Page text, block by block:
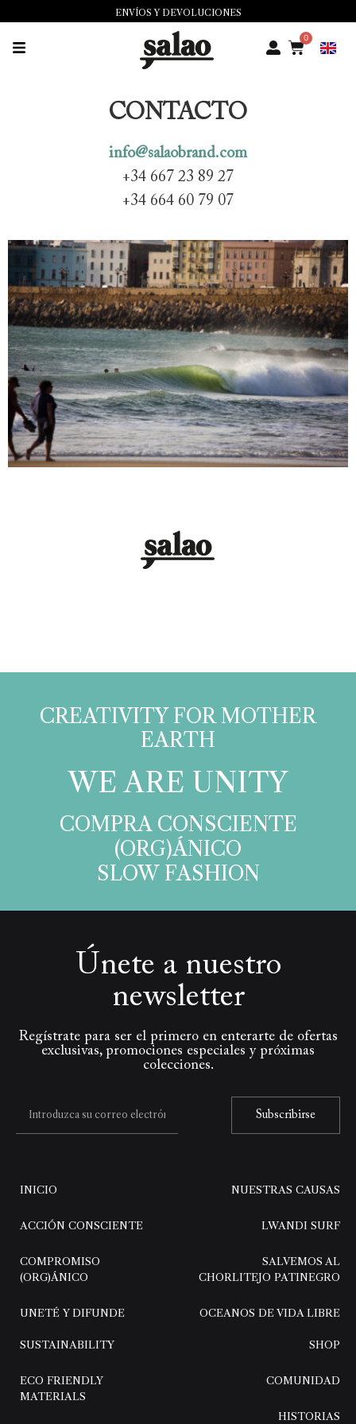
ENVÍOS Y DEVOLUCIONES
0
CONTACTO
info@salaobrand.com
+34 667 23 89 27
+34 664 60 79 07
CREATIVITY FOR MOTHER
EARTH​
WE ARE UNITY​
COMPRA CONSCIENTE
(ORG)ÁNICO
SLOW FASHION
Únete a nuestro
newsletter
Regístrate para ser el primero en enterarte de ofertas
exclusivas, promociones especiales y próximas
colecciones.
Subscribirse
INICIO
ACCIÓN CONSCIENTE
COMPROMISO
(ORG)ÁNICO
UNETÉ Y DIFUNDE
NUESTRAS CAUSAS
LWANDI SURF
SALVEMOS AL
CHORLITEJO PATINEGRO
OCEANOS DE VIDA LIBRE
SUSTAINABILITY
ECO FRIENDLY
MATERIALS
SHOP
COMUNIDAD
HISTORIAS